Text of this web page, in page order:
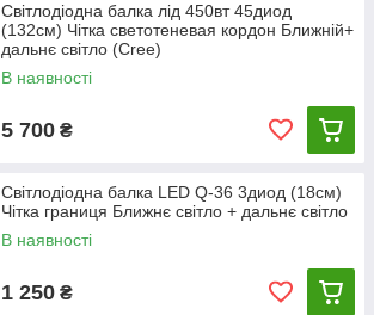
Світлодіодна балка лід 450вт 45диод
(132см) Чітка светотеневая кордон Ближній+
дальнє світло (Cree)
В наявності
5 700 ₴
Світлодіодна балка LED Q-36 3диод (18см)
Чітка границя Ближнє світло + дальнє світло
В наявності
1 250 ₴